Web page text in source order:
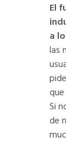
El
a
las
Si
de